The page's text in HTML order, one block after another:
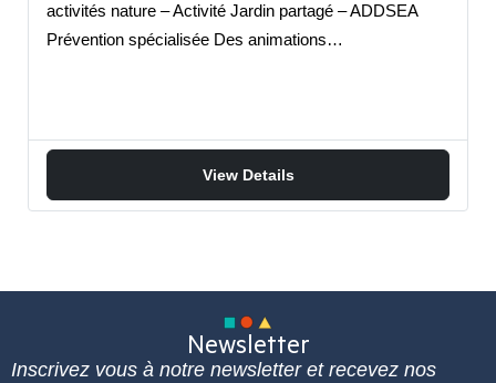
activités nature – Activité Jardin partagé – ADDSEA
Prévention spécialisée Des animations…
View Details
Newsletter
Inscrivez vous à notre newsletter et recevez nos